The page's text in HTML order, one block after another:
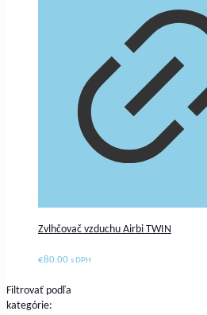
Zvlhčovač vzduchu Airbi TWIN
€80.00 s DPH
Filtrovať podľa
kategórie: